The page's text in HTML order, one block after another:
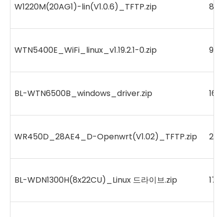
W1220M(20AG1)-lin(V1.0.6)_TFTP.zip
WTN5400E_WiFi_linux_v1.19.2.1-0.zip
BL-WTN6500B_windows_driver.zip
WR450D_28AE4_D-Openwrt(V1.02)_TFTP.zip
BL-WDN1300H(8x22CU)_Linux 드라이브.zip